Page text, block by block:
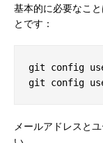
基本的に必要なこと
とです：
git config
メールアドレスと